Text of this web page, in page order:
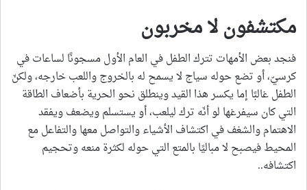
مكتشفون لا مخربون
فنجد بعض الأمهات تترك الطفل في العام الأول مسجونًا لساعات في
كرسيّ، أو تضع حوله سياج لا يسمح له بالخروج واللعب خارجه، ولكنّ
الطفل غالبًا إما يكسر هذا القيد وينطلق نحو الحرية بأضعاف الطاقة
التي كان سيفرغها لو أنّه ترك ليلعب، أو يستسلم ويضعف ويفقد
الاهتمام والشغف في اكتشاف الأشياء والتواصل معها والتفاعل مع
المحيط فيصبح لا مباليًا بالمتع التي حوله لكثرة منعه وتحجيم
اكتشافه..